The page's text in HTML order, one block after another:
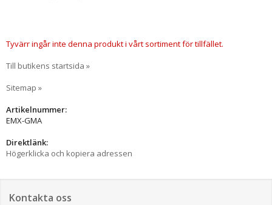
Tyvärr ingår inte denna produkt i vårt sortiment för tillfället.
Till butikens startsida »
Sitemap »
Artikelnummer:
EMX-GMA
Direktlänk:
Högerklicka och kopiera adressen
Kontakta oss